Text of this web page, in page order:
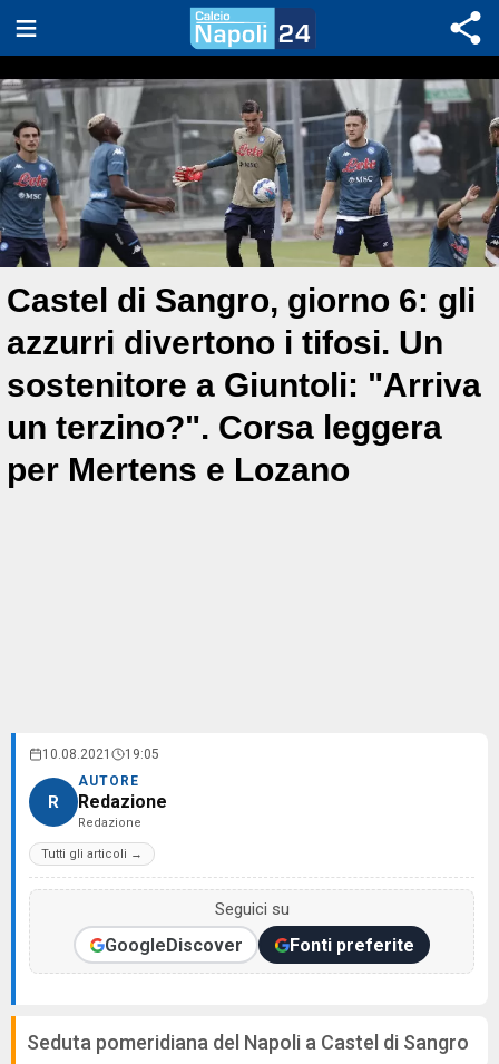
Castel di Sangro, giorno 6: gli
azzurri divertono i tifosi. Un
sostenitore a Giuntoli: "Arriva
un terzino?". Corsa leggera
per Mertens e Lozano
10.08.2021 19:05
R
AUTORE
Redazione
Redazione
Tutti gli articoli →
Seguici su
GoogleDiscover Fonti preferite
Seduta pomeridiana del Napoli a Castel di Sangro